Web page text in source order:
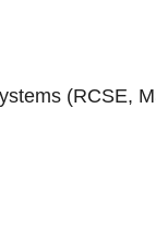
(RCSE,